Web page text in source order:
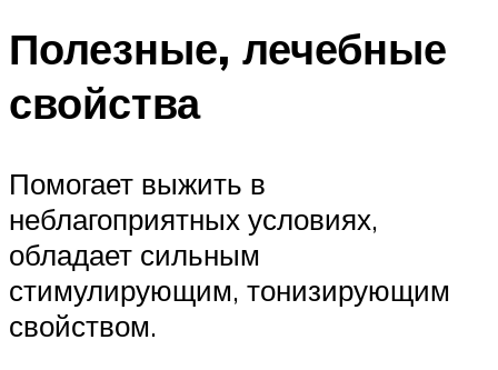
Полезные, лечебные
свойства
Помогает выжить в
неблагоприятных условиях,
обладает сильным
стимулирующим, тонизирующим
свойством.